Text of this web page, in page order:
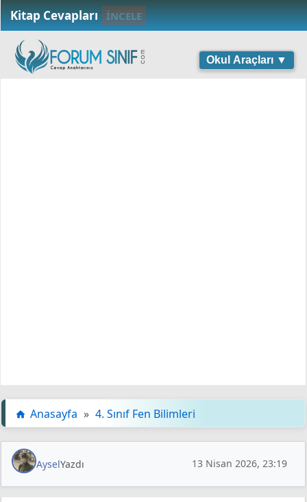
Kitap Cevapları İNCELE
Okul Araçları ▼
Anasayfa » 4. Sınıf Fen Bilimleri
AyselYazdı 13 Nisan 2026, 23:19